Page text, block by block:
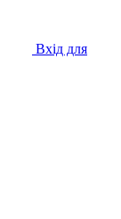
Вхід для